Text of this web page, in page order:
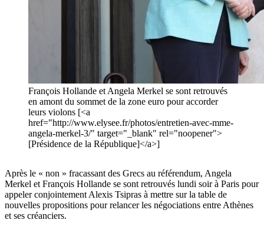
François Hollande et Angela Merkel se sont retrouvés
en amont du sommet de la zone euro pour accorder
leurs violons [<a
href="http://www.elysee.fr/photos/entretien-avec-mme-
angela-merkel-3/" target="_blank" rel="noopener">
[Présidence de la République]</a>]
Après le « non » fracassant des Grecs au référendum, Angela
Merkel et François Hollande se sont retrouvés lundi soir à Paris pour
appeler conjointement Alexis Tsipras à mettre sur la table de
nouvelles propositions pour relancer les négociations entre Athènes
et ses créanciers.